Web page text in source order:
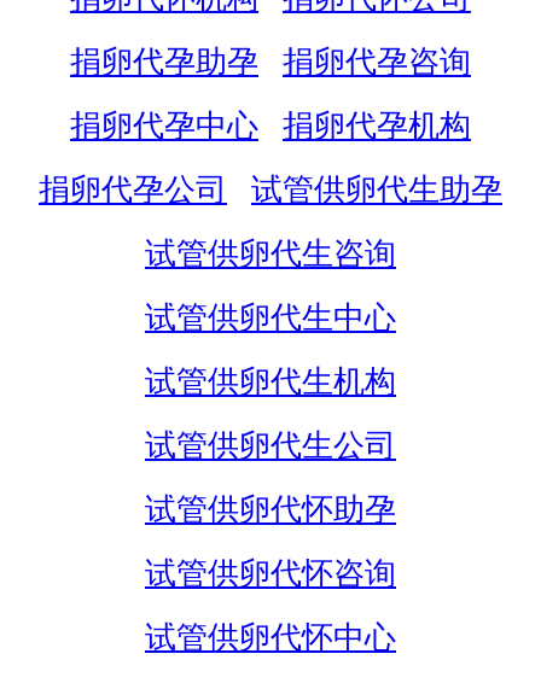
捐卵代孕助孕
捐卵代孕咨询
捐卵代孕中心
捐卵代孕机构
捐卵代孕公司
试管供卵代生助孕
试管供卵代生咨询
试管供卵代生中心
试管供卵代生机构
试管供卵代生公司
试管供卵代怀助孕
试管供卵代怀咨询
试管供卵代怀中心